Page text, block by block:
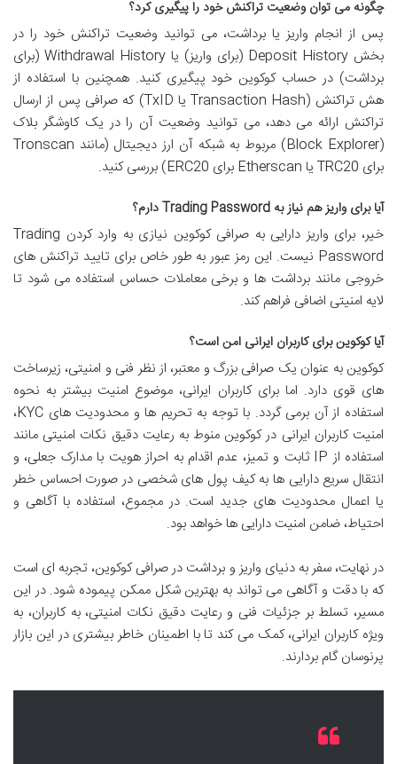
چگونه می توان وضعیت تراکنش خود را پیگیری کرد؟
پس از انجام واریز یا برداشت، می توانید وضعیت تراکنش خود را در
بخش Deposit History (برای واریز) یا Withdrawal History (برای
برداشت) در حساب کوکوین خود پیگیری کنید. همچنین با استفاده از
هش تراکنش (Transaction Hash یا TxID) که صرافی پس از ارسال
تراکنش ارائه می دهد، می توانید وضعیت آن را در یک کاوشگر بلاک
(Block Explorer) مربوط به شبکه آن ارز دیجیتال (مانند Tronscan
برای TRC20 یا Etherscan برای ERC20) بررسی کنید.
آیا برای واریز هم نیاز به Trading Password دارم؟
خیر، برای واریز دارایی به صرافی کوکوین نیازی به وارد کردن Trading
Password نیست. این رمز عبور به طور خاص برای تایید تراکنش های
خروجی مانند برداشت ها و برخی معاملات حساس استفاده می شود تا
لایه امنیتی اضافی فراهم کند.
آیا کوکوین برای کاربران ایرانی امن است؟
کوکوین به عنوان یک صرافی بزرگ و معتبر، از نظر فنی و امنیتی، زیرساخت
های قوی دارد. اما برای کاربران ایرانی، موضوع امنیت بیشتر به نحوه
استفاده از آن برمی گردد. با توجه به تحریم ها و محدودیت های KYC،
امنیت کاربران ایرانی در کوکوین منوط به رعایت دقیق نکات امنیتی مانند
استفاده از IP ثابت و تمیز، عدم اقدام به احراز هویت با مدارک جعلی، و
انتقال سریع دارایی ها به کیف پول های شخصی در صورت احساس خطر
یا اعمال محدودیت های جدید است. در مجموع، استفاده با آگاهی و
احتیاط، ضامن امنیت دارایی ها خواهد بود.
در نهایت، سفر به دنیای واریز و برداشت در صرافی کوکوین، تجربه ای است
که با دقت و آگاهی می تواند به بهترین شکل ممکن پیموده شود. در این
مسیر، تسلط بر جزئیات فنی و رعایت دقیق نکات امنیتی، به کاربران، به
ویژه کاربران ایرانی، کمک می کند تا با اطمینان خاطر بیشتری در این بازار
پرنوسان گام بردارند.